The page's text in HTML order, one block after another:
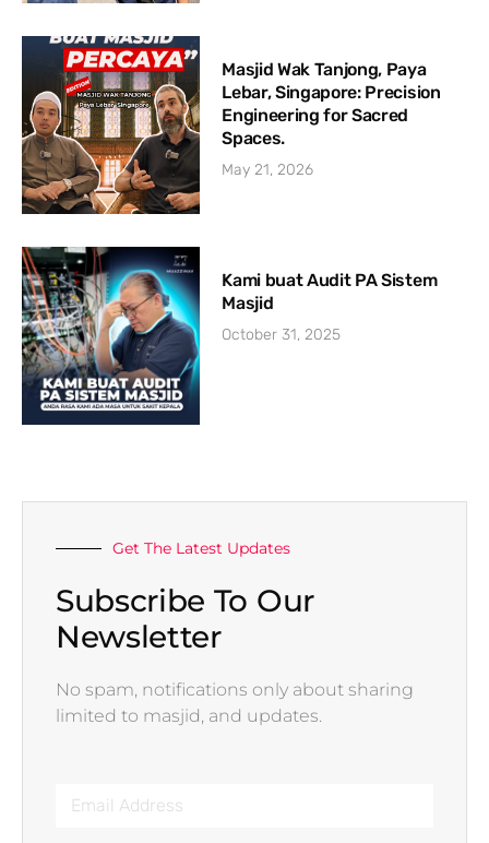
Masjid Wak Tanjong, Paya
Lebar, Singapore: Precision
Engineering for Sacred
Spaces.
May 21, 2026
Kami buat Audit PA Sistem
Masjid
October 31, 2025
Get The Latest Updates
Subscribe To Our
Newsletter
No spam, notifications only about sharing
limited to masjid, and updates.